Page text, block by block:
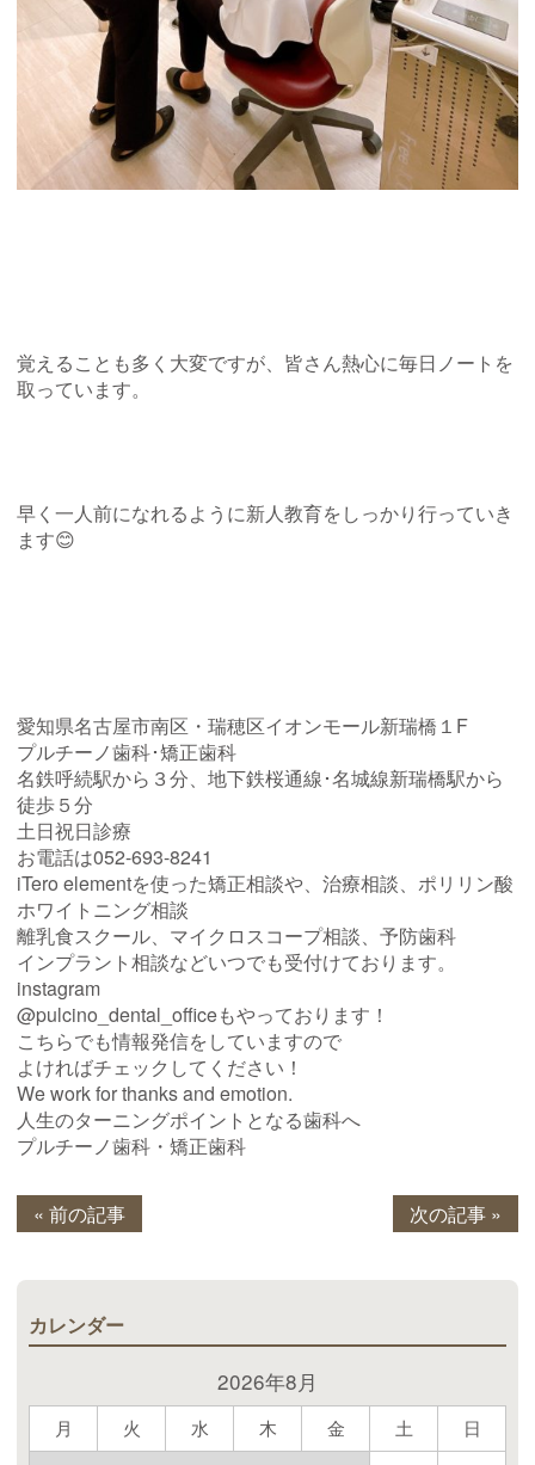
覚えることも多く大変ですが、皆さん熱心に毎日ノートを
取っています。
早く一人前になれるように新人教育をしっかり行っていき
ます😊
愛知県名古屋市南区・瑞穂区イオンモール新瑞橋１F
プルチーノ歯科･矯正歯科
名鉄呼続駅から３分、地下鉄桜通線･名城線新瑞橋駅から
徒歩５分
土日祝日診療
お電話は052-693-8241
iTero elementを使った矯正相談や、治療相談、ポリリン酸
ホワイトニング相談
離乳食スクール、マイクロスコープ相談、予防歯科
インプラント相談などいつでも受付けております。
instagram
@pulcino_dental_officeもやっております！
こちらでも情報発信をしていますので
よければチェックしてください！
We work for thanks and emotion.
人生のターニングポイントとなる歯科へ
プルチーノ歯科・矯正歯科
« 前の記事 次の記事 »
カレンダー
2026年8月
月 火 水 木 金 土
日